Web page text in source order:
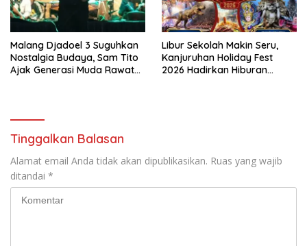
Malang Djadoel 3 Suguhkan
Nostalgia Budaya, Sam Tito
Ajak Generasi Muda Rawat
Libur Sekolah Makin Seru,
Kanjuruhan Holiday Fest
2026 Hadirkan Hiburan
Tinggalkan Balasan
Alamat email Anda tidak akan dipublikasikan. Ruas yang wajib
ditandai *